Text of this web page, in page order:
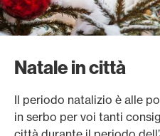
Natale in città
Il periodo natalizio è alle
in serbo per voi tanti